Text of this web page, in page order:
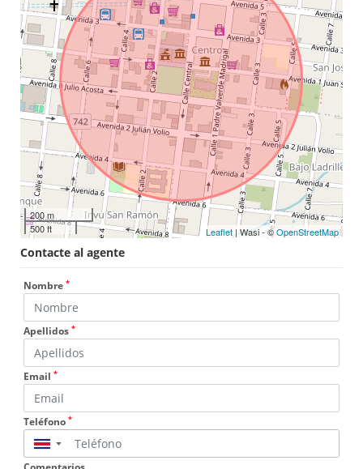
200 m
500 ft
Leaflet | Wasi - ©OpenStreetMap
Contacte al agente
Nombre *
Apellidos *
Email *
Teléfono *
▼